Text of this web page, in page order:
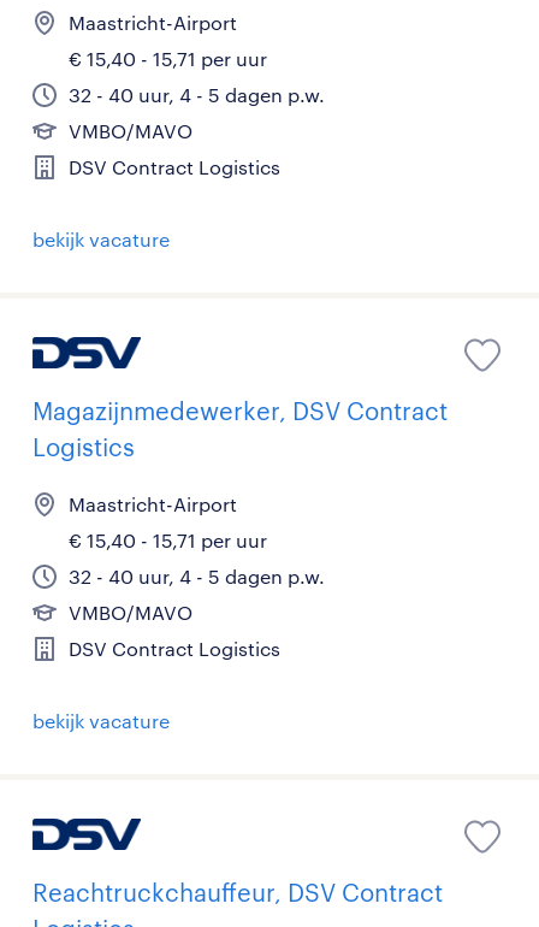
Maastricht-Airport
€ 15,40 - 15,71 per uur
32 - 40 uur, 4 - 5 dagen p.w.
VMBO/MAVO
DSV Contract Logistics
bekijk vacature
Magazijnmedewerker, DSV Contract
Logistics
Maastricht-Airport
€ 15,40 - 15,71 per uur
32 - 40 uur, 4 - 5 dagen p.w.
VMBO/MAVO
DSV Contract Logistics
bekijk vacature
Reachtruckchauffeur, DSV Contract